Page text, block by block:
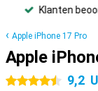
Apple iPhone 17 Pro
Apple
4.5 sterren 9,2